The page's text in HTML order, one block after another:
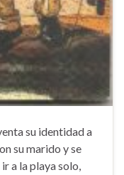
su identidad a
su marido y se
a la playa solo,